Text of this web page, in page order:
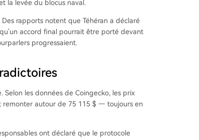
la levée du blocus naval.
rapports notent que Téhéran a déclaré
accord final pourrait être porté devant
progressaient.
les données de Coingecko, les prix
remonter autour de 75 115 $ — toujours en
ont déclaré que le protocole